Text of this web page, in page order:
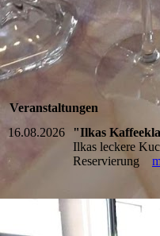
Besuchen Sie uns auf
Facebook! Werden Sie
ein Fan unserer Facebook
Seite und erhalten Sie
besondere Vorteile.
Veranstaltungen
16.08.2026
"Ilkas
Ilkas leckere
Reservierung